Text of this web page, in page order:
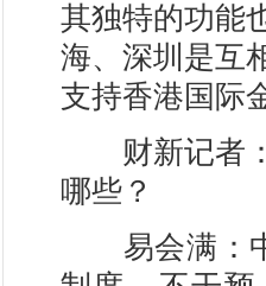
其独特的功能
海、深圳是互
支持香港国际
财新记者：
哪些？
易会满：中